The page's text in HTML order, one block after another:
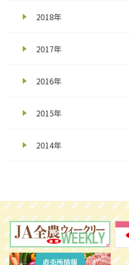
2018年
2017年
2016年
2015年
2014年